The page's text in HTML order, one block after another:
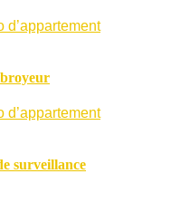
surveillance